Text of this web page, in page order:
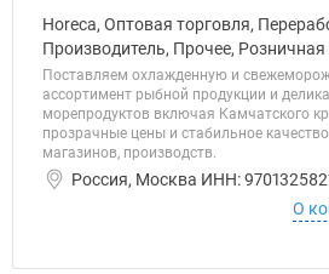
Horeca, Оптовая торговля,
Производитель, Прочее, Розничная
Поставляем охлажденную и
ассортимент рыбной продукции и
морепродуктов включая Камчатского
прозрачные цены и стабильное
магазинов, производств.
Россия, Москва ИНН:
О